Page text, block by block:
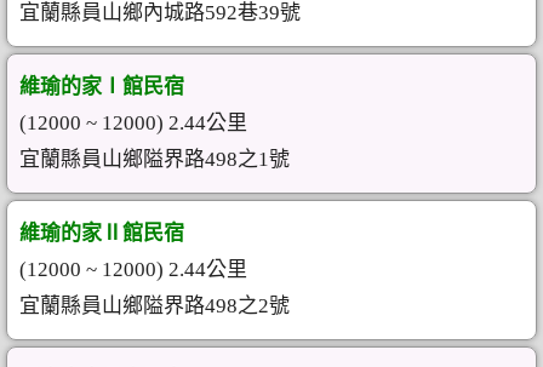
宜蘭縣員山鄉內城路592巷39號
維瑜的家Ⅰ館民宿
(12000 ~ 12000) 2.44公里
宜蘭縣員山鄉隘界路498之1號
維瑜的家Ⅱ館民宿
(12000 ~ 12000) 2.44公里
宜蘭縣員山鄉隘界路498之2號